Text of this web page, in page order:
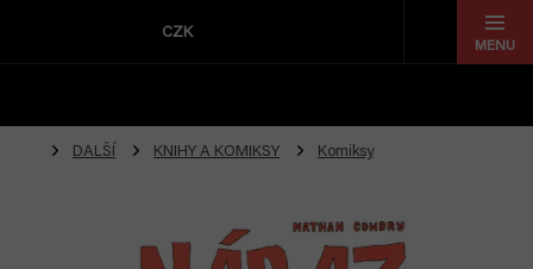
CZK
DALŠÍ KNIHY A KOMIKSY Komiksy